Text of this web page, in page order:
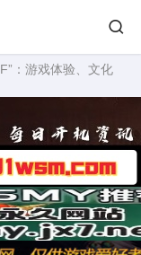
：游戏体验、文化